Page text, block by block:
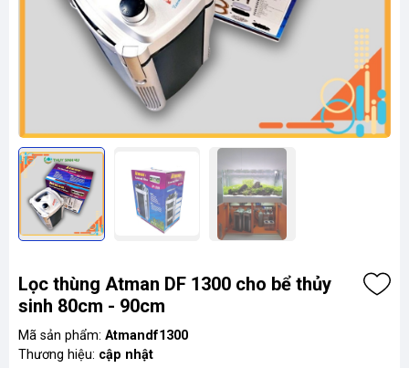
Lọc thùng Atman DF 1300 cho bể thủy
sinh 80cm - 90cm
Mã sản phẩm: Atmandf1300
Thương hiệu: cập nhật